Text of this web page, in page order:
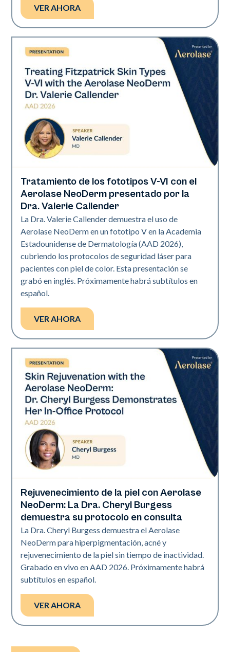
VER AHORA
Neo Elite | Presentaciones
Tratamiento de los fototipos V-VI con el
Aerolase NeoDerm presentado por la
Dra. Valerie Callender
La Dra. Valerie Callender demuestra el uso de
Aerolase NeoDerm en un fototipo V en la Academia
Estadounidense de Dermatología (AAD 2026),
cubriendo los protocolos de seguridad láser para
pacientes con piel de color. Esta presentación se
grabó en inglés. Próximamente habrá subtítulos en
español.
VER AHORA
Neo Elite | Presentaciones
Rejuvenecimiento de la piel con Aerolase
NeoDerm: La Dra. Cheryl Burgess
demuestra su protocolo en consulta
La Dra. Cheryl Burgess demuestra el Aerolase
NeoDerm para hiperpigmentación, acné y
rejuvenecimiento de la piel sin tiempo de inactividad.
Grabado en vivo en AAD 2026. Próximamente habrá
subtítulos en español.
VER AHORA